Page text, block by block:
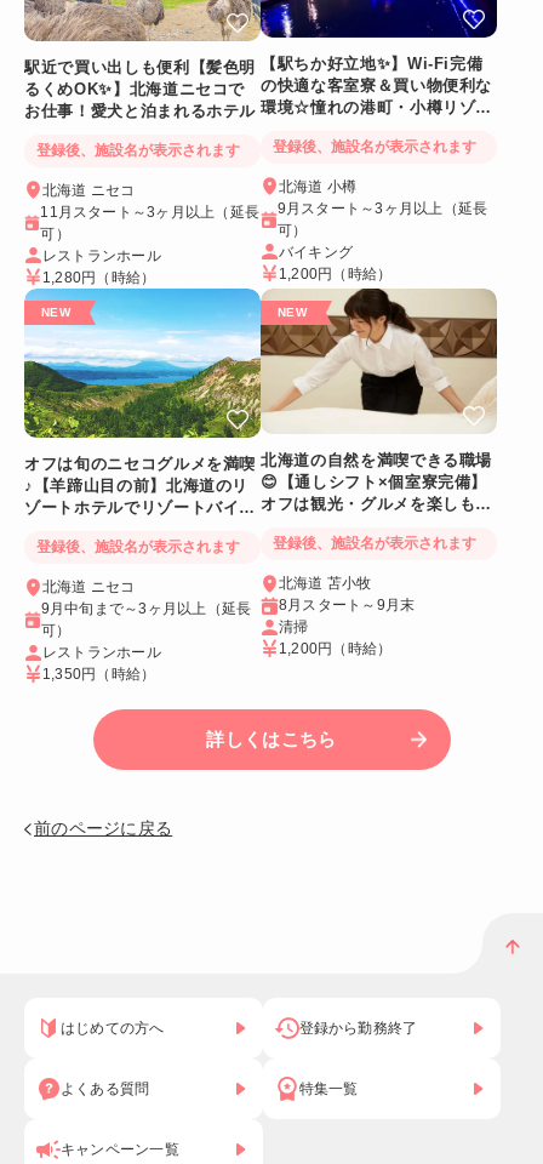
駅近で買い出しも便利【髪色明
るくめOK✨】北海道ニセコで
お仕事！愛犬と泊まれるホテル
登録後、施設名が表示されます
北海道 ニセコ
11月スタート～3ヶ月以上（延長
可）
レストランホール
1,280円 （時給）
【駅ちか好立地✨】Wi-Fi完備
の快適な客室寮＆買い物便利な
環境☆憧れの港町・小樽リゾー
登録後、施設名が表示されます
北海道 小樽
9月スタート～3ヶ月以上（延長
可）
バイキング
1,200円 （時給）
オフは旬のニセコグルメを満喫
♪【羊蹄山目の前】北海道のリ
ゾートホテルでリゾートバイト
登録後、施設名が表示されます
北海道 ニセコ
9月中旬まで～3ヶ月以上（延長
可）
レストランホール
1,350円
（時給）
北海道の自然を満喫できる職場
😊【通しシフト×個室寮完備】
オフは観光・グルメを楽しも
登録後、施設名が表示されます
北海道 苫小牧
8月スタート～9月末
清掃
1,200円
（時給）
詳しくはこちら
前のページに戻る
はじめての方へ 登録から勤務終了
よくある質問 特集一覧
キャンペーン一覧